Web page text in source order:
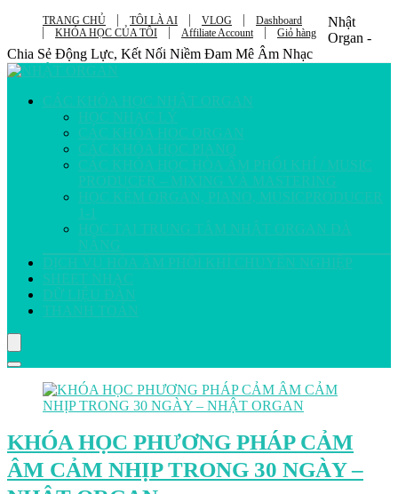
TRANG CHỦ TÔI LÀ AI VLOG
Dashboard
KHÓA HỌC CỦA TÔI
Affiliate Account Giỏ hàng
Nhật
Organ -
Chia Sẻ Động Lực, Kết Nối Niềm Đam Mê Âm Nhạc
CÁC KHÓA HỌC NHẬT ORGAN
HỌC NHẠC LÝ
CÁC KHÓA HỌC ORGAN
CÁC KHÓA HỌC PIANO
CÁC KHÓA HỌC HÒA ÂM PHỐI KHÍ / MUSIC
PRODUCER – MIXING VÀ MASTERING
HỌC KÈM ORGAN, PIANO, MUSICPRODUCER
1-1
HỌC TẠI TRUNG TÂM NHẬT ORGAN ĐÀ
NẴNG
DỊCH VỤ HÒA ÂM PHỐI KHÍ CHUYÊN NGHIỆP
SHEET NHẠC
DỮ LIỆU ĐÀN
THANH TOÁN
KHÓA HỌC PHƯƠNG PHÁP CẢM
ÂM CẢM NHỊP TRONG 30 NGÀY –